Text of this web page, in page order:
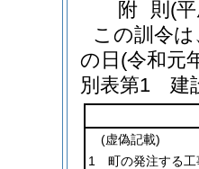
附 則 (
この訓令
の日 (令和元
別表第1 建
(虚偽記載)
1 町の発注する工